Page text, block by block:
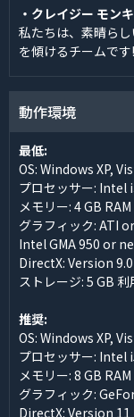
・クレイジー モン
私たちは、素晴ら
を傾けるチームです!
動作環境
最低:
OS: Windows XP,
プロセッサー: Intel
メモリー: 4 GB RAM
グラフィック: ATI
Intel GMA 950 or
DirectX: Version 9.0
ストレージ: 5 GB
推奨:
OS: Windows XP,
プロセッサー: Intel
メモリー: 8 GB RAM
グラフィック:
DirectX: Version 11